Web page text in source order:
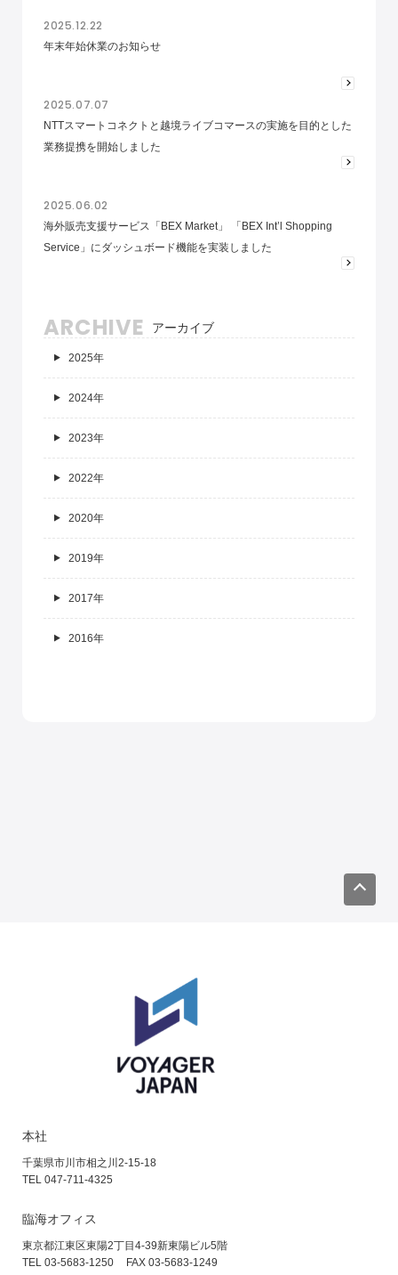
2025.12.22
年末年始休業のお知らせ
2025.07.07
NTTスマートコネクトと越境ライブコマースの実施を目的とした
業務提携を開始しました
2025.06.02
海外販売支援サービス「BEX Market」 「BEX Int’l Shopping
Service」にダッシュボード機能を実装しました
ARCHIVE アーカイブ
2025年
2024年
2023年
2022年
2020年
2019年
2017年
2016年
本社
千葉県市川市相之川2-15-18
TEL 047-711-4325
臨海オフィス
東京都江東区東陽2丁目4-39新東陽ビル5階
TEL 03-5683-1250
FAX 03-5683-1249